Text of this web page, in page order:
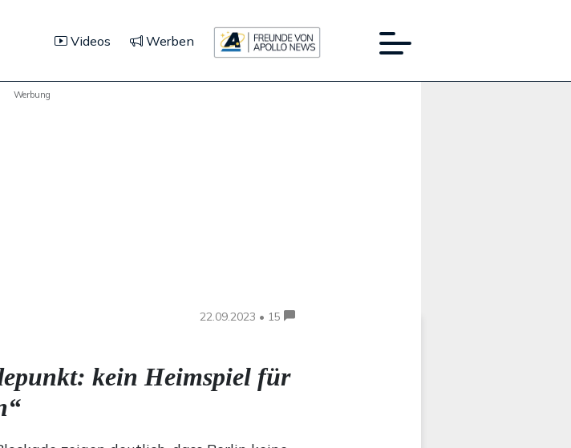
Videos Werben
Werbung
22.09.2023 • 15
kein Heimspiel für